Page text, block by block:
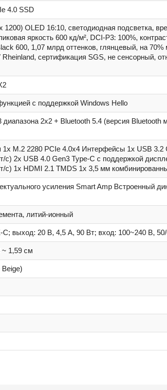
4.0 SSD
1200) OLED 16:10, светодиодная подсветка,
яркость 600 кд/м², DCI-P3: 100%,
600, 1,07 млрд оттенков, глянцевый, на 70%
сертификация SGS, не сенсорный,
с поддержкой Windows Hello
диапазона 2х2 + Bluetooth 5.4 (версия Bluetooth
M.2 2280 PCIe 4.0x4 Интерфейсы 1x USB 3.2
с) 2x USB 4.0 Gen3 Type-C с поддержкой
с) 1x HDMI 2.1 TMDS 1x 3,5 мм
усиления Smart Amp Встроенный
литий-ионный
C; выход: 20 В, 4,5 A, 90 Вт; вход: 100~240 В,
~ 1,59 см